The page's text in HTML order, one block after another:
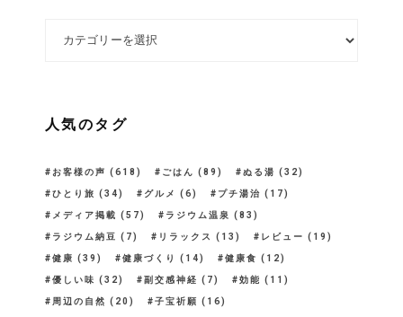
人気のタグ
お客様の声 (618) ごはん (89) ぬる湯 (32)
ひとり旅 (34) グルメ (6) プチ湯治 (17)
メディア掲載 (57) ラジウム温泉 (83)
ラジウム納豆 (7) リラックス (13) レビュー (19)
健康 (39) 健康づくり (14) 健康食 (12)
優しい味 (32) 副交感神経 (7) 効能 (11)
周辺の自然 (20) 子宝祈願 (16)